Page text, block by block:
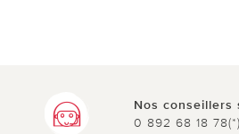
Nos conseillers
0 892 68 18 78(*)